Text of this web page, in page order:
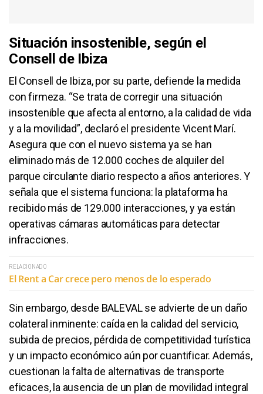
Situación insostenible, según el
Consell de Ibiza
El Consell de Ibiza, por su parte, defiende la medida
con firmeza. “Se trata de corregir una situación
insostenible que afecta al entorno, a la calidad de vida
y a la movilidad”, declaró el presidente Vicent Marí.
Asegura que con el nuevo sistema ya se han
eliminado más de 12.000 coches de alquiler del
parque circulante diario respecto a años anteriores. Y
señala que el sistema funciona: la plataforma ha
recibido más de 129.000 interacciones, y ya están
operativas cámaras automáticas para detectar
infracciones.
RELACIONADO
El Rent a Car crece pero menos de lo esperado
Sin embargo, desde BALEVAL se advierte de un daño
colateral inminente: caída en la calidad del servicio,
subida de precios, pérdida de competitividad turística
y un impacto económico aún por cuantificar. Además,
cuestionan la falta de alternativas de transporte
eficaces, la ausencia de un plan de movilidad integral